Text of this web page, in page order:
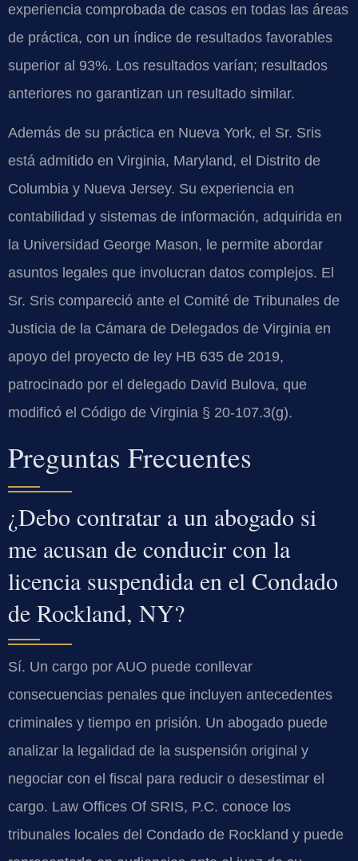
experiencia comprobada de casos en todas las áreas
de práctica, con un índice de resultados favorables
superior al 93%. Los resultados varían; resultados
anteriores no garantizan un resultado similar.
Además de su práctica en Nueva York, el Sr. Sris
está admitido en Virginia, Maryland, el Distrito de
Columbia y Nueva Jersey. Su experiencia en
contabilidad y sistemas de información, adquirida en
la Universidad George Mason, le permite abordar
asuntos legales que involucran datos complejos. El
Sr. Sris compareció ante el Comité de Tribunales de
Justicia de la Cámara de Delegados de Virginia en
apoyo del proyecto de ley HB 635 de 2019,
patrocinado por el delegado David Bulova, que
modificó el Código de Virginia § 20-107.3(g).
Preguntas Frecuentes
¿Debo contratar a un abogado si
me acusan de conducir con la
licencia suspendida en el Condado
de Rockland, NY?
Sí. Un cargo por AUO puede conllevar
consecuencias penales que incluyen antecedentes
criminales y tiempo en prisión. Un abogado puede
analizar la legalidad de la suspensión original y
negociar con el fiscal para reducir o desestimar el
cargo. Law Offices Of SRIS, P.C. conoce los
tribunales locales del Condado de Rockland y puede